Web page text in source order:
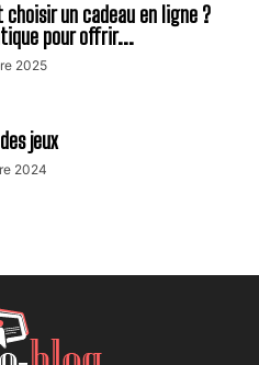
choisir un cadeau en ligne ?
pour offrir...
2025
jeux
2024